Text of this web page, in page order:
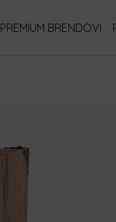
PREMIUM BRENDOVI